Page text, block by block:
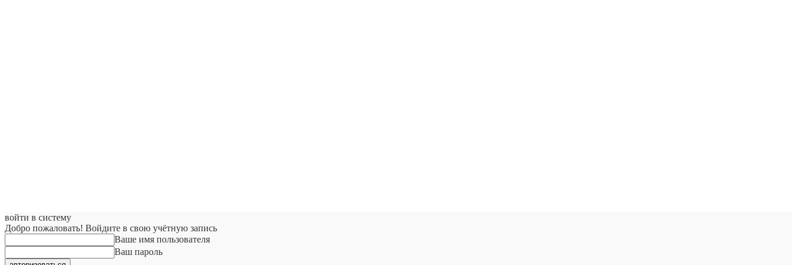
войти в систему
Добро пожаловать! Войдите в свою учётную запись
Ваше имя пользователя
Ваш пароль